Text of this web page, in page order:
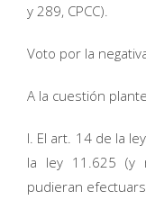
y 289, CPCC).
Voto por la
A la cuestión
I. El art. 14 de la
la ley 11.625 (y
pudieran